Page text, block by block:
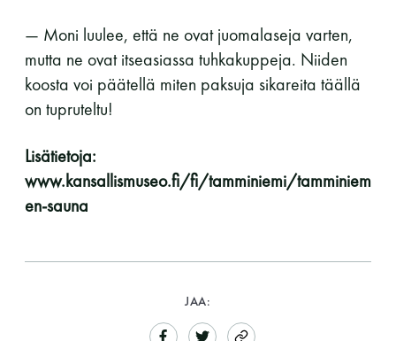
— Moni luulee, että ne ovat juomalaseja varten,
mutta ne ovat itseasiassa tuhkakuppeja. Niiden
koosta voi päätellä miten paksuja sikareita täällä
on tupruteltu!
Lisätietoja:
www.kansallismuseo.fi/fi/tamminiemi/tamminiem
en-sauna
JAA: